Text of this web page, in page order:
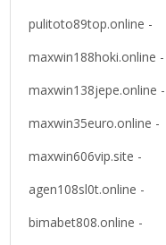
pulitoto89top.online -
maxwin188hoki.online -
maxwin138jepe.online -
maxwin35euro.online -
maxwin606vip.site -
agen108sl0t.online -
bimabet808.online -